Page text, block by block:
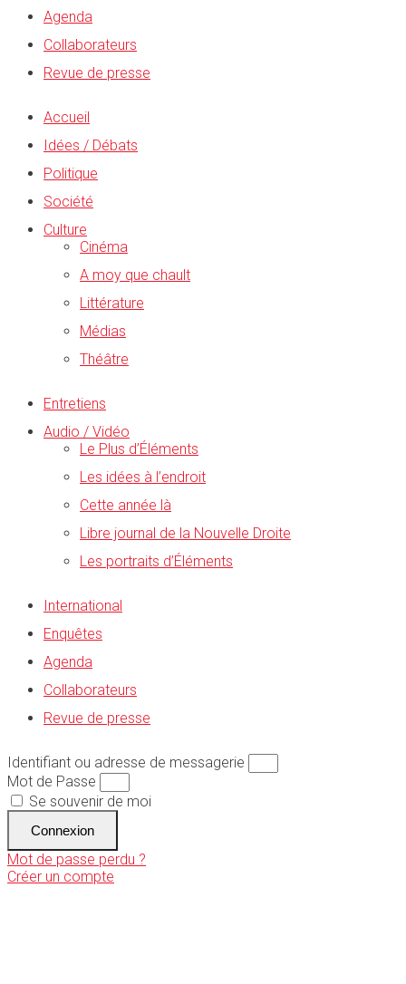
Agenda
Collaborateurs
Revue de presse
Accueil
Idées / Débats
Politique
Société
Culture
Cinéma
A moy que chault
Littérature
Médias
Théâtre
Entretiens
Audio / Vidéo
Le Plus d’Éléments
Les idées à l’endroit
Cette année là
Libre journal de la Nouvelle Droite
Les portraits d’Éléments
International
Enquêtes
Agenda
Collaborateurs
Revue de presse
Identifiant ou adresse de messagerie
Mot de Passe
Se souvenir de moi
Connexion
Mot de passe perdu ?
Créer un compte